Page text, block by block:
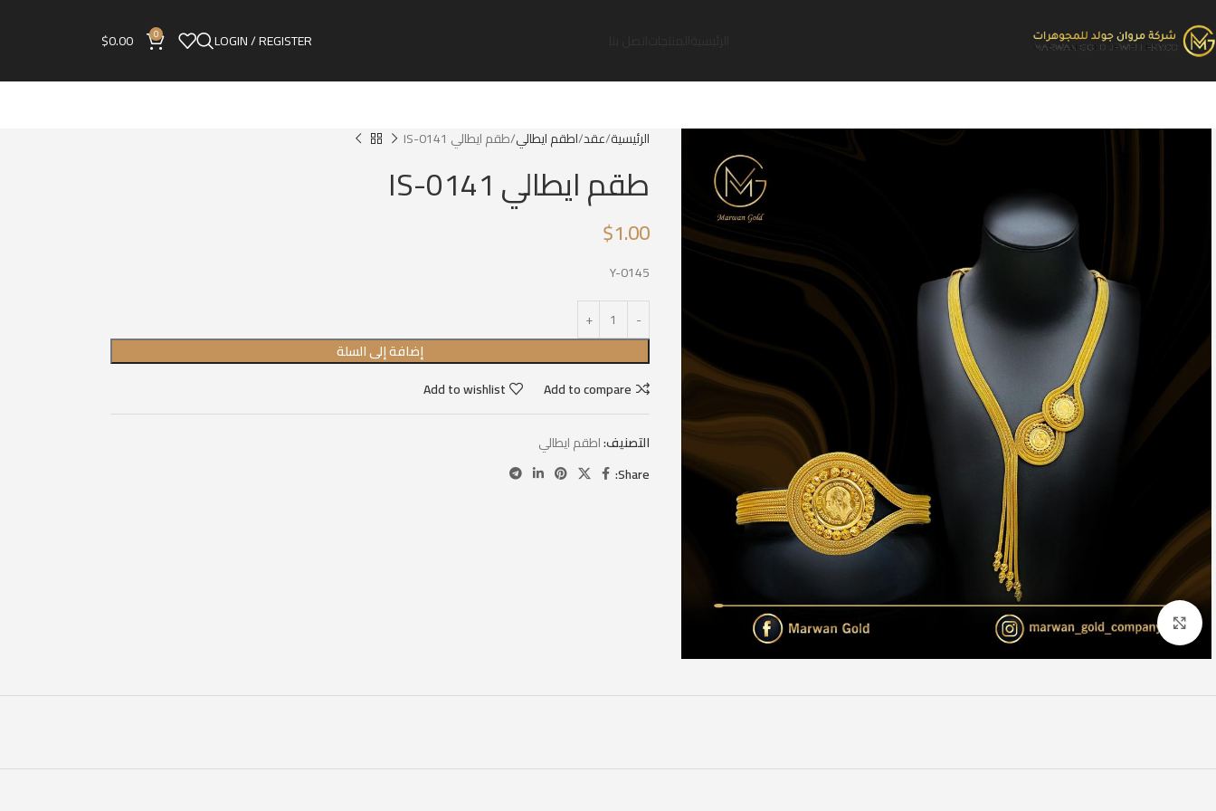
LOGIN / REGISTER
0
$0.00
Click to enlarge
الرئيسية عقد اطقم ايطالي طقم ايطالي IS-0141
طقم ايطالي IS-0141
$1.00
Y-0145
إضافة إلى السلة
Add to compare
Add to wishlist
التصنيف:اطقم ايطالي
Share: